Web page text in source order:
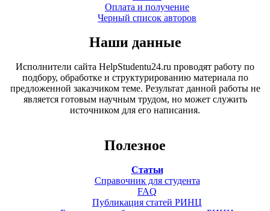
Оплата и получение
Черный список авторов
Наши данные
Исполнители сайта HelpStudentu24.ru проводят работу по
подбору, обработке и структурированию материала по
предложенной заказчиком теме. Результат данной работы не
является готовым научным трудом, но может служить
источником для его написания.
Полезное
Статьи
Справочник для студента
FAQ
Публикация статей РИНЦ